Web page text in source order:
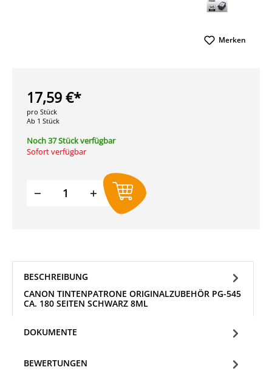
Merken
17,59 €*
pro Stück
Ab 1 Stück
Noch 37 Stück verfügbar
Sofort verfügbar
Produkt Anzahl: Gib den
BESCHREIBUNG
CANON TINTENPATRONE ORIGINALZUBEHÖR PG-545
CA. 180 SEITEN SCHWARZ 8ML
DOKUMENTE
BEWERTUNGEN